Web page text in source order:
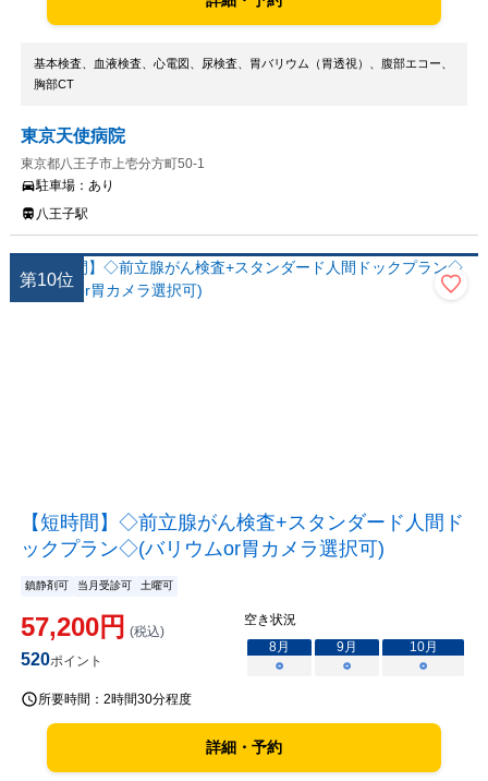
基本検査、血液検査、心電図、尿検査、胃バリウム（胃透視）、腹部エコー、
胸部CT
東京天使病院
東京都八王子市上壱分方町50-1
駐車場： あり
八王子駅
第10位
【短時間】◇前立腺がん検査+スタンダード人間ド
ックプラン◇(バリウムor胃カメラ選択可)
鎮静剤可 当月受診可 土曜可
57,200円 (税込)
520ポイント
空き状況
8月 9月 10月
○
○ ○
所要時間： 2時間30分程度
詳細・予約